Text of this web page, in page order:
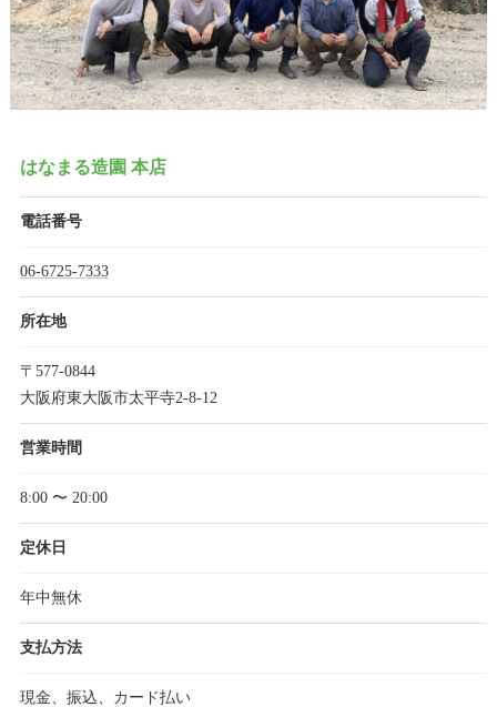
はなまる造園 本店
電話番号
06-6725-7333
所在地
〒577-0844
大阪府東大阪市太平寺2-8-12
営業時間
8:00 〜 20:00
定休日
年中無休
支払方法
現金、振込、カード払い